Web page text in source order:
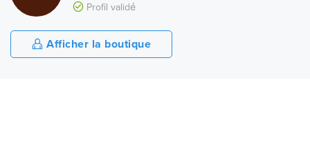
Profil validé
Afficher la boutique